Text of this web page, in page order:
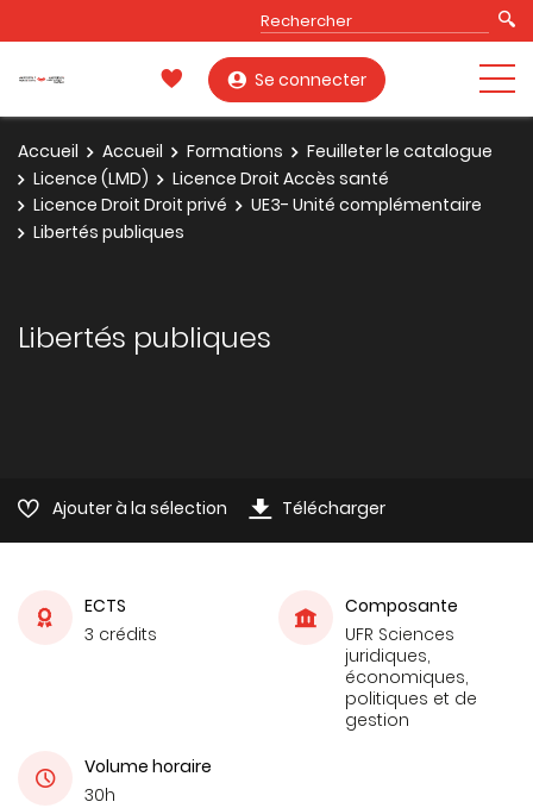
Se connecter
Accueil Accueil Formations
Feuilleter le catalogue
Licence (LMD)
Licence Droit Accès santé
Licence Droit Droit privé
UE3- Unité complémentaire
Libertés publiques
Libertés publiques
Ajouter à la sélection Télécharger
ECTS
3 crédits
Composante
UFR Sciences
juridiques,
économiques,
politiques et de
gestion
Volume horaire
30h